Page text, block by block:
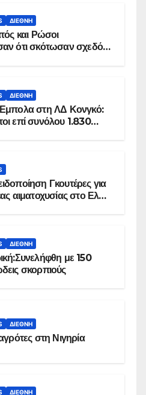
ΔΙΕΘΝΉ
και Ρώσοι
ότι σκότωσαν σχεδόν
ΔΙΕΘΝΉ
στη ΛΔ Κονγκό:
επί συνόλου 1.830
Γκουτέρες για
αιματοχυσίας στο Ελ
ΔΙΕΘΝΉ
με 150
σκορπιούς
ΔΙΕΘΝΉ
στη Νιγηρία
ΔΙΕΘΝΉ